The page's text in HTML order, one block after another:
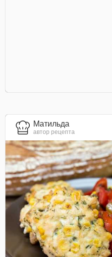
Матильда
автор рецепта